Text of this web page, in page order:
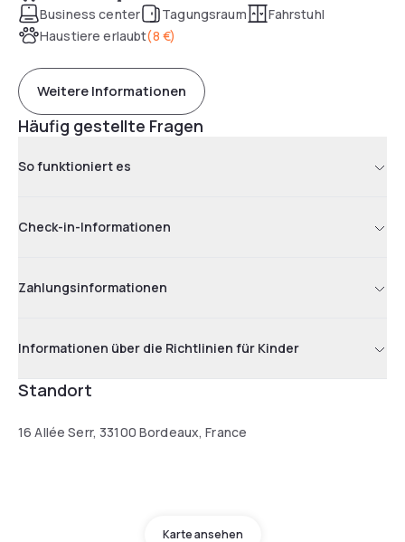
Business center
Tagungsraum
Fahrstuhl
Haustiere erlaubt(8 €)
Weitere Informationen
Häufig gestellte Fragen
So funktioniert es
Check-in-Informationen
Zahlungsinformationen
Informationen über die Richtlinien für Kinder
Standort
16 Allée Serr, 33100 Bordeaux, France
Karte ansehen